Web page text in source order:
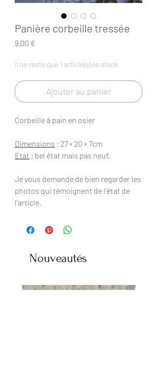
Panière corbeille tressée
9,00 €
Il ne reste que 1 article(s) en stock
Ajouter au panier
Corbeille à pain en osier
Dimensions : 27 × 20 × 7cm
Etat : bel état mais pas neuf.
Je vous demande de bien regarder les
photos qui témoignent de l'état de
l'article.
Nouveautés